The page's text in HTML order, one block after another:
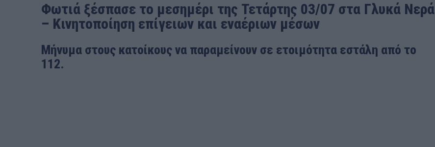
Φωτιά ξέσπασε το μεσημέρι της Τετάρτης 03/07 στα Γλυκά Νερά
– Κινητοποίηση επίγειων και εναέριων μέσων
Μήνυμα στους κατοίκους να παραμείνουν σε ετοιμότητα εστάλη από το
112.